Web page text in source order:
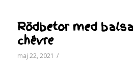
Rödbetor med
chévre
maj 22, 2021 /